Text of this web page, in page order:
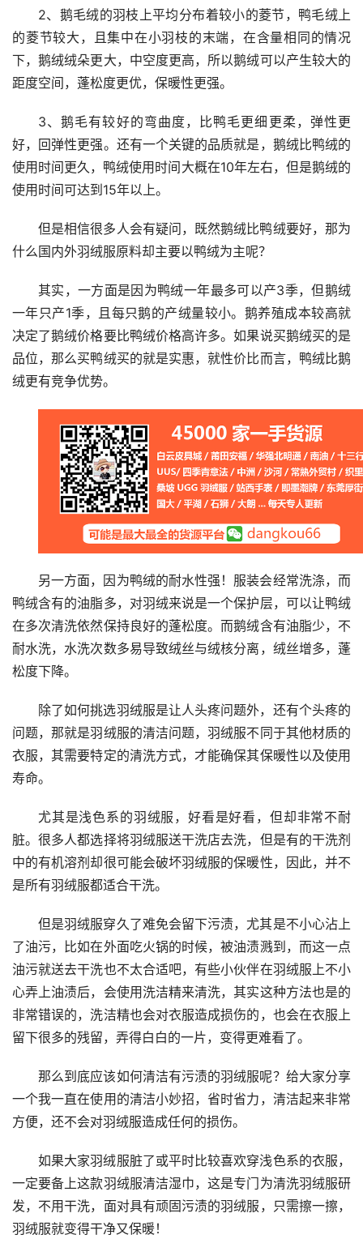
2、鹅毛绒的羽枝上平均分布着较小的菱节，鸭毛绒上
的菱节较大，且集中在小羽枝的末端，在含量相同的情况
下，鹅绒绒朵更大，中空度更高，所以鹅绒可以产生较大的
距度空间，蓬松度更优，保暖性更强。
3、鹅毛有较好的弯曲度，比鸭毛更细更柔，弹性更
好，回弹性更强。还有一个关键的品质就是，鹅绒比鸭绒的
使用时间更久，鸭绒使用时间大概在10年左右，但是鹅绒的
使用时间可达到15年以上。
但是相信很多人会有疑问，既然鹅绒比鸭绒要好，那为
什么国内外羽绒服原料却主要以鸭绒为主呢？
其实，一方面是因为鸭绒一年最多可以产3季，但鹅绒
一年只产1季，且每只鹅的产绒量较小。鹅养殖成本较高就
决定了鹅绒价格要比鸭绒价格高许多。如果说买鹅绒买的是
品位，那么买鸭绒买的就是实惠，就性价比而言，鸭绒比鹅
绒更有竞争优势。
另一方面，因为鸭绒的耐水性强！服装会经常洗涤，而
鸭绒含有的油脂多，对羽绒来说是一个保护层，可以让鸭绒
在多次清洗依然保持良好的蓬松度。而鹅绒含有油脂少，不
耐水洗，水洗次数多易导致绒丝与绒核分离，绒丝增多，蓬
松度下降。
除了如何挑选羽绒服是让人头疼问题外，还有个头疼的
问题，那就是羽绒服的清洁问题，羽绒服不同于其他材质的
衣服，其需要特定的清洗方式，才能确保其保暖性以及使用
寿命。
尤其是浅色系的羽绒服，好看是好看，但却非常不耐
脏。很多人都选择将羽绒服送干洗店去洗，但是有的干洗剂
中的有机溶剂却很可能会破坏羽绒服的保暖性，因此，并不
是所有羽绒服都适合干洗。
但是羽绒服穿久了难免会留下污渍，尤其是不小心沾上
了油污，比如在外面吃火锅的时候，被油渍溅到，而这一点
油污就送去干洗也不太合适吧，有些小伙伴在羽绒服上不小
心弄上油渍后，会使用洗洁精来清洗，其实这种方法也是的
非常错误的，洗洁精也会对衣服造成损伤的，也会在衣服上
留下很多的残留，弄得白白的一片，变得更难看了。
那么到底应该如何清洁有污渍的羽绒服呢？给大家分享
一个我一直在使用的清洁小妙招，省时省力，清洁起来非常
方便，还不会对羽绒服造成任何的损伤。
如果大家羽绒服脏了或平时比较喜欢穿浅色系的衣服，
一定要备上这款羽绒服清洁湿巾，这是专门为清洗羽绒服研
发，不用干洗，面对具有顽固污渍的羽绒服，只需擦一擦，
羽绒服就变得干净又保暖！